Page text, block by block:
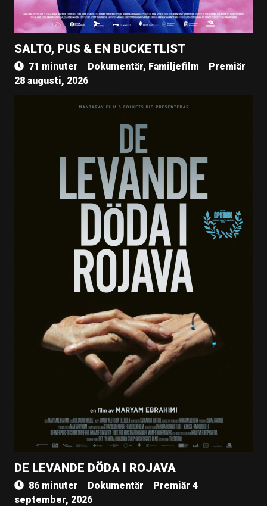
SALTO, PUS & EN BUCKETLIST
71 minuter Dokumentär, Familjefilm
Premiär
28 augusti, 2026
DE LEVANDE DÖDA I ROJAVA
86 minuter Dokumentär
Premiär 4
september, 2026